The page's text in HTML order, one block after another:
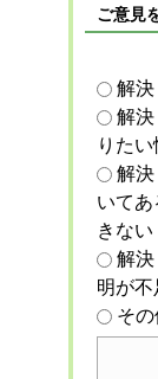
ご意見
解
解
りた
解
いて
きない
解
明が
そ